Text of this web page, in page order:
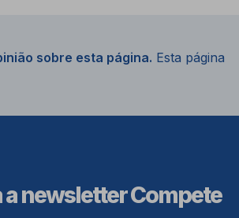
sobre esta página. Esta página
newsletter Compete